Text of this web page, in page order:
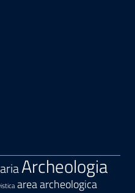
Archeologia
area archeologica